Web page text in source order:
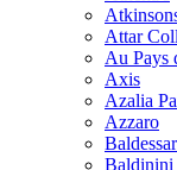
Attar
Au Pays
Axis
Azalia
Azzaro
Baldinini